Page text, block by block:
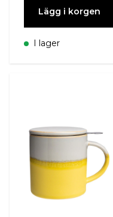
Lägg i korgen
I lager